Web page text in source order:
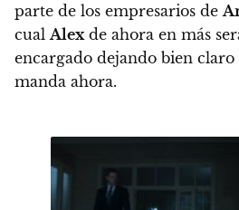
parte de los empresarios de
cual Alex de ahora en más
encargado dejando bien claro
manda ahora.